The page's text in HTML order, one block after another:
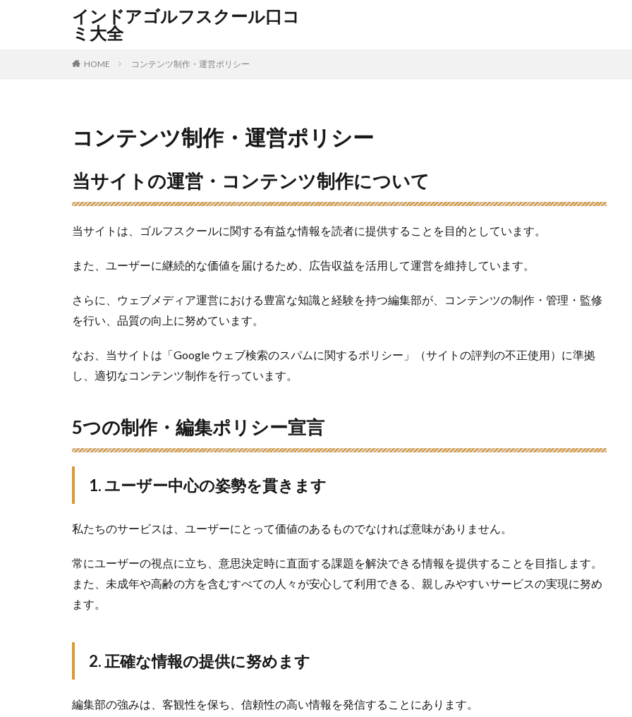
インドアゴルフスクール口コ
ミ大全
HOME コンテンツ制作・運営ポリシー
コンテンツ制作・運営ポリシー
当サイトの運営・コンテンツ制作について
当サイトは、ゴルフスクールに関する有益な情報を読者に提供することを目的としています。
また、ユーザーに継続的な価値を届けるため、広告収益を活用して運営を維持しています。
さらに、ウェブメディア運営における豊富な知識と経験を持つ編集部が、コンテンツの制作・管理・監修
を行い、品質の向上に努めています。
なお、当サイトは「Google ウェブ検索のスパムに関するポリシー」（サイトの評判の不正使用）に準拠
し、適切なコンテンツ制作を行っています。
5つの制作・編集ポリシー宣言
1. ユーザー中心の姿勢を貫きます
私たちのサービスは、ユーザーにとって価値のあるものでなければ意味がありません。
常にユーザーの視点に立ち、意思決定時に直面する課題を解決できる情報を提供することを目指します。
また、未成年や高齢の方を含むすべての人々が安心して利用できる、親しみやすいサービスの実現に努め
ます。
2. 正確な情報の提供に努めます
編集部の強みは、客観性を保ち、信頼性の高い情報を発信することにあります。